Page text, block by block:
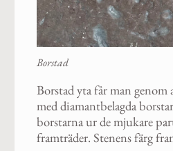
Borstad
Borstad yta får man genom
med diamantbelagda
borstarna ur de mjukare
framträder. Stenens färg